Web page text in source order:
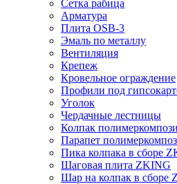
Сетка рабица
Арматура
Плита OSB-3
Эмаль по металлу
Вентиляция
Крепеж
Кровельное ограждение
Профили под
Уголок
Чердачные лестницы
Колпак
Парапет
Пика колпака в сборе
Шаговая плита ZKING
Шар на колпак в сборе